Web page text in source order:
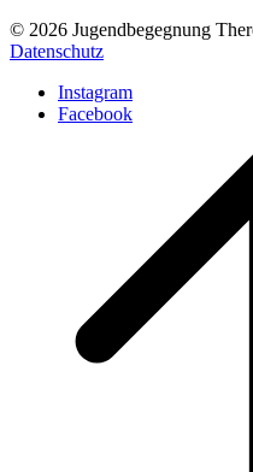
© 2026 Jugendbegegnung
Datenschutz
Instagram
Facebook